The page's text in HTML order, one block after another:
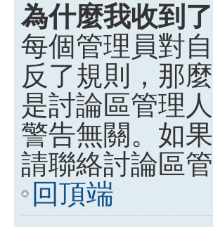
為什麼我收到
每個管理員對
反了規則，那
是討論區管理
警告無關。如
請聯絡討論區管
回頂端